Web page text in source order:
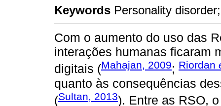
Keywords Personality
Com o aumento do uso das
interações humanas ficaram
digitais (Mahajan, 2009; Riordan
quanto às consequências
(Sultan, 2013). Entre as RSO,